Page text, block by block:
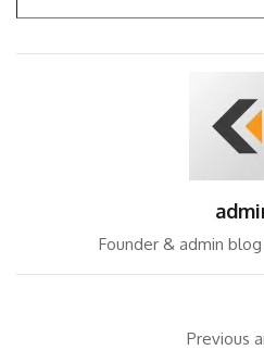
Founder & admin
Previous